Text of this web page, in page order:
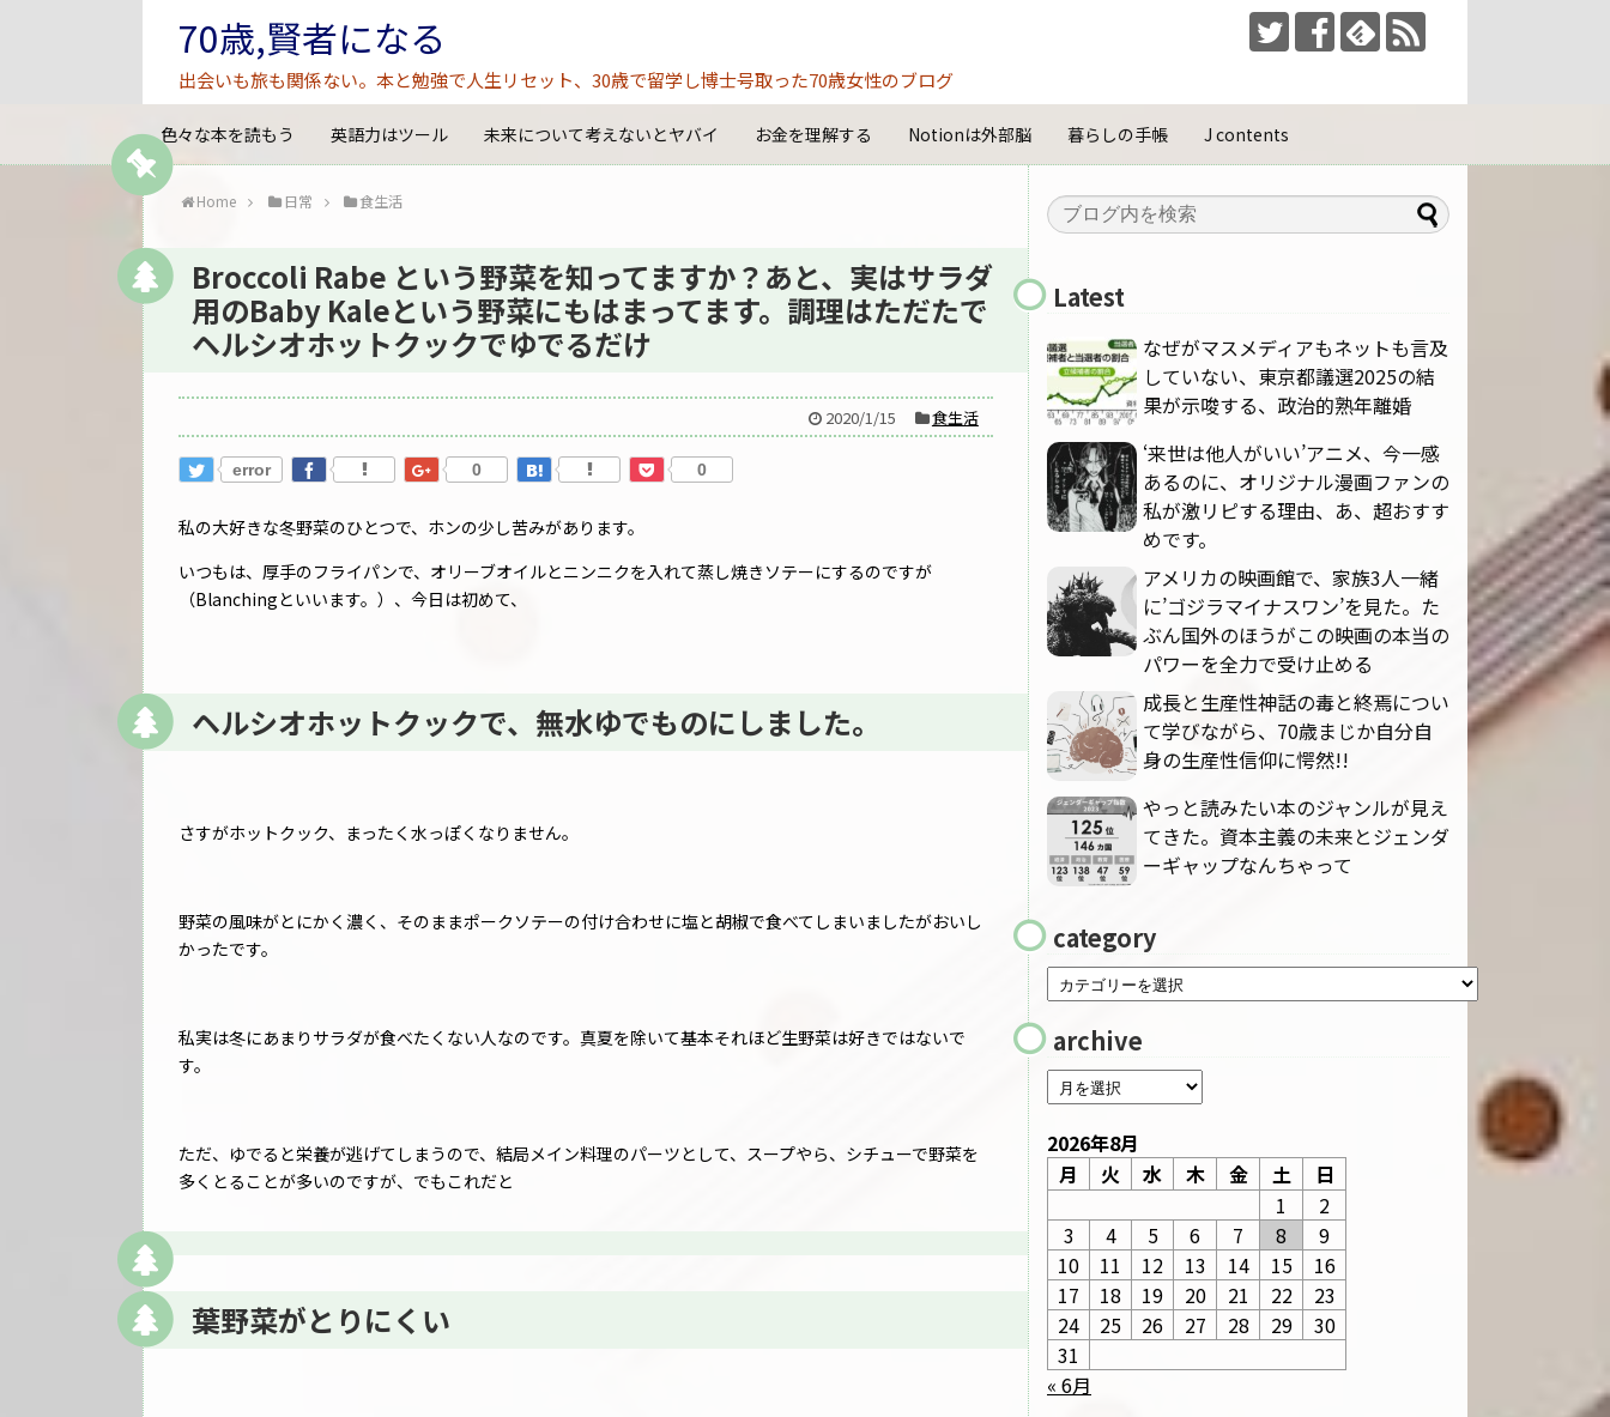
70歳,賢者になる
出会いも旅も関係ない。本と勉強で人生リセット、30歳で留学し博士号取った70歳女性のブログ
色々な本を読もう 英語力はツール 未来について考えないとヤバイ お金を理解する Notionは外部脳 暮らしの手帳 J contents
Home 日常 食生活
Broccoli Rabe という野菜を知ってますか？あと、実はサラダ
用のBaby Kaleという野菜にもはまってます。調理はただたで
ヘルシオホットクックでゆでるだけ
2020/1/15 食生活
error 0 0
私の大好きな冬野菜のひとつで、ホンの少し苦みがあります。
いつもは、厚手のフライパンで、オリーブオイルとニンニクを入れて蒸し焼きソテーにするのですが
（Blanchingといいます。）、今日は初めて、
ヘルシオホットクックで、無水ゆでものにしました。
さすがホットクック、まったく水っぽくなりません。
野菜の風味がとにかく濃く、そのままポークソテーの付け合わせに塩と胡椒で食べてしまいましたがおいし
かったです。
私実は冬にあまりサラダが食べたくない人なのです。真夏を除いて基本それほど生野菜は好きではないで
す。
ただ、ゆでると栄養が逃げてしまうので、結局メイン料理のパーツとして、スープやら、シチューで野菜を
多くとることが多いのですが、でもこれだと
葉野菜がとりにくい
Latest
なぜがマスメディアもネットも言及
していない、東京都議選2025の結
果が示唆する、政治的熟年離婚
‘来世は他人がいい’アニメ、今一感
あるのに、オリジナル漫画ファンの
私が激リピする理由、あ、超おすす
めです。
アメリカの映画館で、家族3人一緒
に’ゴジラマイナスワン’を見た。た
ぶん国外のほうがこの映画の本当の
パワーを全力で受け止める
成長と生産性神話の毒と終焉につい
て学びながら、70歳まじか自分自
身の生産性信仰に愕然!!
やっと読みたい本のジャンルが見え
てきた。資本主義の未来とジェンダ
ーギャップなんちゃって
category
archive
2026年8月
月
火 水 木 金 土
日
1
2
3
4 5 6 7 8
9
10
11 12 13 14 15
16
17
18 19 20 21 22
23
24
25 26 27 28 29
30
31
« 6月